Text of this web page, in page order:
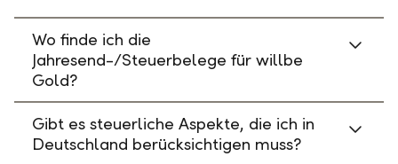
Wo finde ich die
Jahresend-/Steuerbelege für willbe
Gold?
Gibt es steuerliche Aspekte, die ich in
Deutschland berücksichtigen muss?